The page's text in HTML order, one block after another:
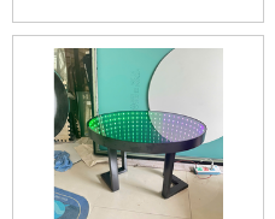
PHONG CÁCH RIÊNG CHO
KHÔNG GIAN SỐNG